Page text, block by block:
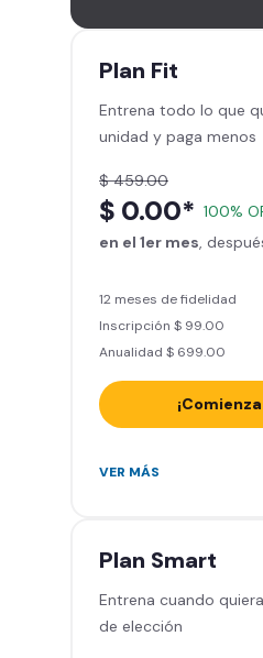
Entrena hasta
Sillones de masaje
Smart Fit App -
entrenamiento
Smart Fit GO
línea) en la app
Acceso a todas
Plan Fit
Entrena todo lo que
unidad y paga menos
$ 459.00
$ 0.00* 100%
en el 1er mes ,
12 meses de fidelidad
Inscripción $ 99.00
Anualidad $ 699.00
Acceso ilimitado
Sillones de masaje
Smart Fit App -
entrenamiento
VER MÁS
Plan Smart
Entrena cuando
de elección